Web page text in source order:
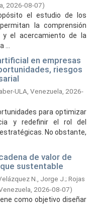
2026-08-07)
el estudio de los
la comprensión
y el acercamiento de la
en empresas
riesgos
ULA, Venezuela, 2026-
para optimizar
y redefinir el rol del
No obstante,
de valor de
sustentable
N., Jorge J. ; Rojas
2026-08-07)
como objetivo diseñar